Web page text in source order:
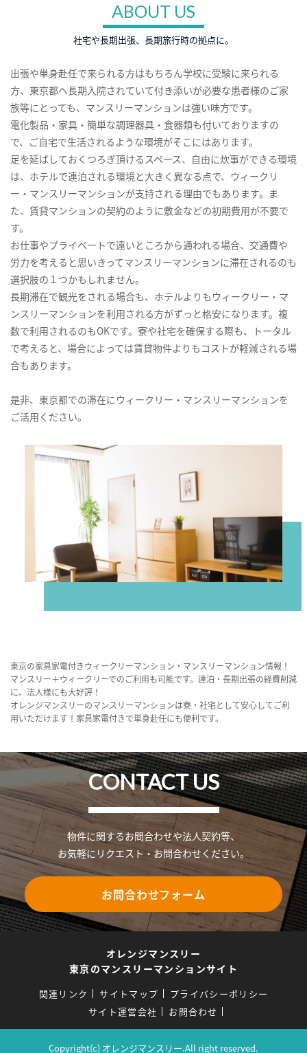
ABOUT US
社宅や長期出張、長期旅行時の拠点に。
出張や単身赴任で来られる方はもちろん学校に受験に来られる
方、東京都へ長期入院されていて付き添いが必要な患者様のご家
族等にとっても、マンスリーマンションは強い味方です。
電化製品・家具・簡単な調理器具・食器類も付いておりますの
で、ご自宅で生活されるような環境がそこにはあります。
足を延ばしておくつろぎ頂けるスペース、自由に炊事ができる環境
は、ホテルで連泊される環境と大きく異なる点で、ウィークリ
ー・マンスリーマンションが支持される理由でもあります。ま
た、賃貸マンションの契約のように敷金などの初期費用が不要で
す。
お仕事やプライベートで遠いところから通われる場合、交通費や
労力を考えると思いきってマンスリーマンションに滞在されるのも
選択肢の１つかもしれません。
長期滞在で観光をされる場合も、ホテルよりもウィークリー・マ
ンスリーマンションを利用される方がずっと格安になります。複
数で利用されるのもOKです。寮や社宅を確保する際も、トータル
で考えると、場合によっては賃貸物件よりもコストが軽減される場
合もあります。
是非、東京都での滞在にウィークリー・マンスリーマンションを
ご活用ください。
東京の家具家電付きウィークリーマンション・マンスリーマンション情報！
マンスリー＋ウィークリーでのご利用も可能です。連泊・長期出張の経費削減
に、法人様にも大好評！
オレンジマンスリーのマンスリーマンションは寮・社宅として安心してご利
用いただけます！家具家電付きで単身赴任にも便利です。
CONTACT US
物件に関するお問合わせや法人契約等、
お気軽にリクエスト・お問合わせください。
お問合わせフォーム
オレンジマンスリー
東京のマンスリーマンションサイト
関連リンク サイトマップ
プライバシーポリシー
サイト運営会社
お問合わせ
Copyright(c) オレンジマンスリー.All right reserved.